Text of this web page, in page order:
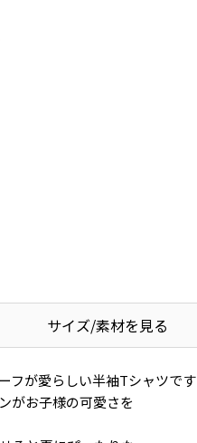
サイズ/素材を見る
フが愛らしい半袖Tシャツです
がお子様の可愛さを